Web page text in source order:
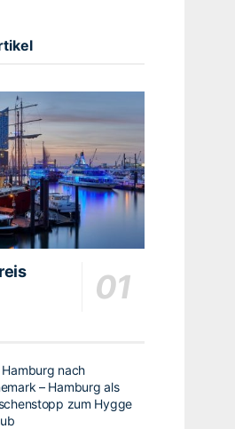
Hamburg nach
– Hamburg als
zum Hygge